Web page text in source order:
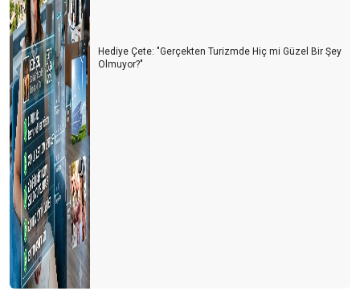
YENİ NESİL TURİZM YÖNETİCİLERİ
AKLIMIZDA DELİ SORULAR ????
Konaklama sektöründen son gelişmeler
Kim haklı? Kim haksız?
Yaşam ile Ölüm arasında ki ince çizgi = TURİZM
Hediye Çete: "Gerçekten Turizmde Hiç mi Güzel Bir Şey
Olmuyor?"